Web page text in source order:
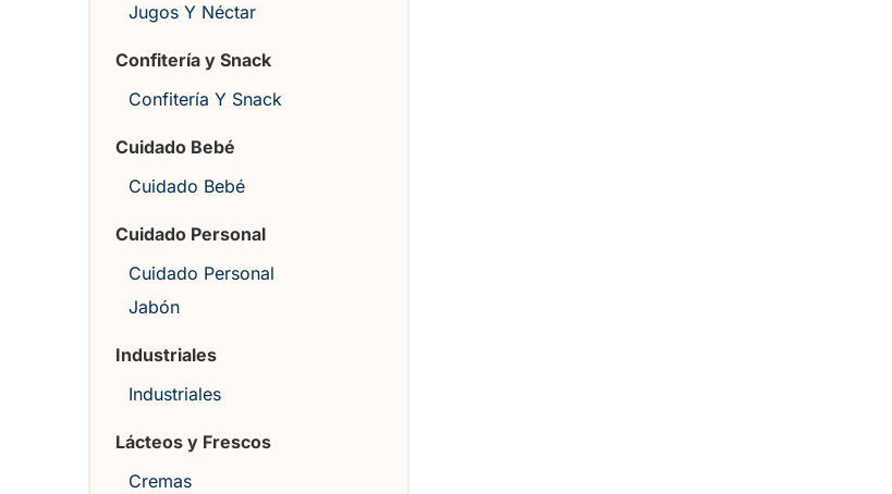
Jugos Y Néctar
Confitería y Snack
Confitería Y Snack
Cuidado Bebé
Cuidado Bebé
Cuidado Personal
Cuidado Personal
Jabón
Industriales
Industriales
Lácteos y Frescos
Cremas